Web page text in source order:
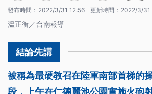
發布時間： 2022/3/31 12:56 更新時間： 2022/3/31
溫正衡／台南報導
被稱為最硬教召在陸軍南部首梯的
段，上午在仁德麗池公園實施火砲